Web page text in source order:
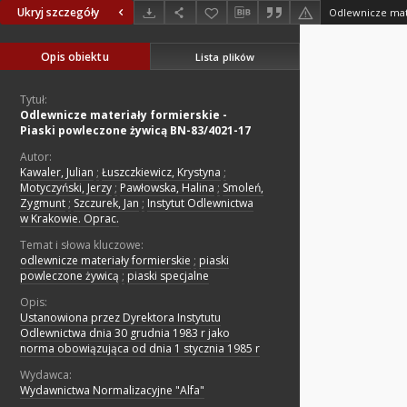
Ukryj szczegóły
Opis obiektu Lista plików
Tytuł:
Odlewnicze materiały formierskie -
Piaski powleczone żywicą BN-83/4021-17
Autor:
Kawaler, Julian ; Łuszczkiewicz, Krystyna ;
Motyczyński, Jerzy ; Pawłowska, Halina ; Smoleń,
Zygmunt ; Szczurek, Jan ; Instytut Odlewnictwa
w Krakowie. Oprac.
Temat i słowa kluczowe:
odlewnicze materiały formierskie ; piaski
powleczone żywicą ; piaski specjalne
Opis:
Ustanowiona przez Dyrektora Instytutu
Odlewnictwa dnia 30 grudnia 1983 r jako
norma obowiązująca od dnia 1 stycznia 1985 r
Wydawca:
Wydawnictwa Normalizacyjne "Alfa"